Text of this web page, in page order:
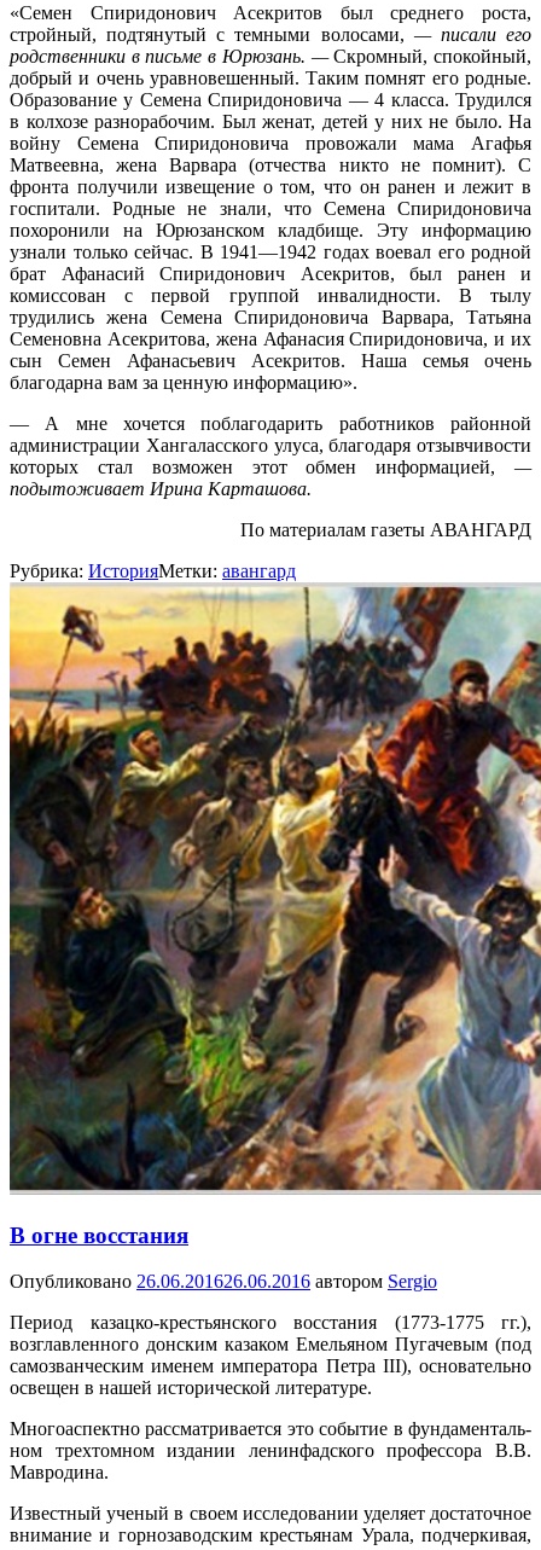
«Семен Спиридонович Асекритов был среднего роста,
стройный, подтянутый с темными волосами, — писали его
родственники в письме в Юрюзань. —Скромный, спокойный,
добрый и очень уравновешенный. Таким помнят его родные.
Образование у Семена Спиридоновича — 4 класса. Трудился
в колхозе разнорабочим. Был женат, детей у них не было. На
войну Семена Спиридоновича провожали мама Агафья
Матвеевна, жена Варвара (отчества никто не помнит). С
фронта получили извещение о том, что он ранен и лежит в
госпитали. Родные не знали, что Семена Спиридоновича
похоронили на Юрюзанском кладбище. Эту информацию
узнали только сейчас. В 1941—1942 годах воевал его родной
брат Афанасий Спиридонович Асекритов, был ранен и
комиссован с первой группой инвалидности. В тылу
трудились жена Семена Спиридоновича Варвара, Татьяна
Семеновна Асекритова, жена Афанасия Спиридоновича, и их
сын Семен Афанасьевич Асекритов. Наша семья очень
благодарна вам за ценную информацию».
— А мне хочется поблагодарить работников районной
администрации Хангаласского улуса, благодаря отзывчивости
которых стал возможен этот обмен информацией, —
подытоживает Ирина Карташова.
По материалам газеты АВАНГАРД
Рубрика: ИсторияМетки: авангард
В огне восстания
Опубликовано 26.06.201626.06.2016 автором Sergio
Период казацко-крестьянского восстания (1773-1775 гг.),
возглавленного донским казаком Емельяном Пугачевым (под
самозванческим именем императора Петра III), ос­новательно
освещен в нашей исторической литературе.
Многоаспектно рассматривается это событие в фундаменталь­
ном трехтомном издании ленинфадского профессора В.В.
Мавродина.
Известный ученый в своем исследовании уделяет достаточ­ное
внимание и горнозаводским крестьянам Урала, подчерки­вая,